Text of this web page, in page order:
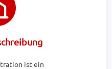
ist ein